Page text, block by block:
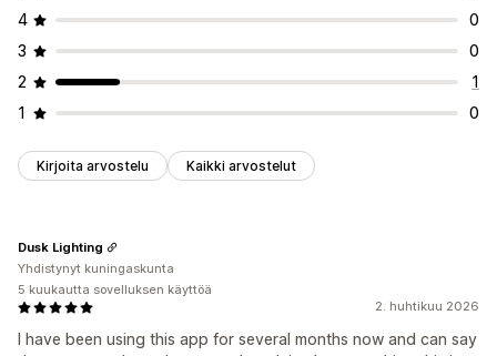
4
0
3
0
2
1
1
0
Kirjoita arvostelu Kaikki arvostelut
2. huhtikuu 2026
I have been using this app for several months now and can say
Dusk Lighting
Yhdistynyt kuningaskunta
5 kuukautta sovelluksen käyttöä